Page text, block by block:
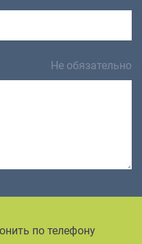
Не обязательно
по телефону